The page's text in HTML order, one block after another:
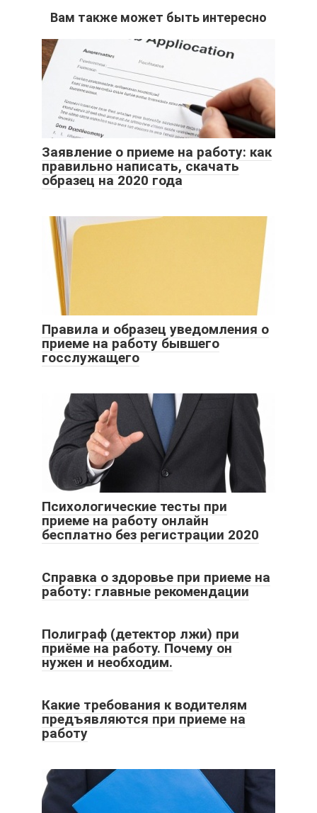
Вам также может быть интересно
Заявление о приеме на работу: как
правильно написать, скачать
образец на 2020 года
Правила и образец уведомления о
приеме на работу бывшего
госслужащего
Психологические тесты при
приеме на работу онлайн
бесплатно без регистрации 2020
Справка о здоровье при приеме на
работу: главные рекомендации
Полиграф (детектор лжи) при
приёме на работу. Почему он
нужен и необходим.
Какие требования к водителям
предъявляются при приеме на
работу